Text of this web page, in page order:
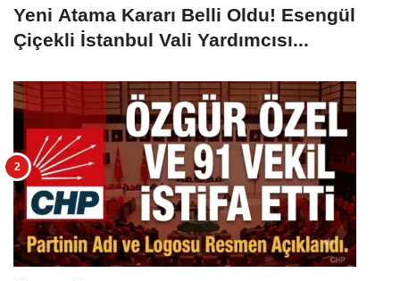
Yeni Atama Kararı Belli Oldu! Esengül
Çiçekli İstanbul Vali Yardımcısı...